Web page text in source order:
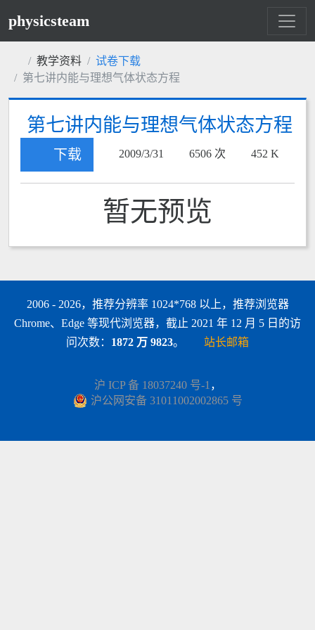
physicsteam
教学资料
试卷下载
第七讲内能与理想气体状态方程
第七讲内能与理想气体状态方程
下载 2009/3/31 6506 次 452 K
暂无预览
2006 - 2026，推荐分辨率 1024*768 以上，推荐浏览器
Chrome、Edge 等现代浏览器，截止 2021 年 12 月 5 日的访
问次数： 1872 万 9823。 站长邮箱
沪 ICP 备 18037240 号-1 ，
沪公网安备 31011002002865 号